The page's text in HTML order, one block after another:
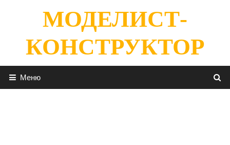
содержимомуМОДЕЛИСТ-
КОНСТРУКТОР
Меню